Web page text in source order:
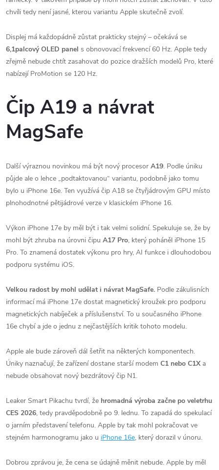
chvíli tedy není jasné, kterou variantu Apple skutečně zvolí.
Displej má každopádně zůstat prakticky stejný – očekává se
6,1palcový OLED panel s obnovovací frekvencí 60 Hz. Apple tedy
zřejmě nebude chtít zasahovat do pozice dražších modelů Pro, které
nabízejí ProMotion se 120 Hz.
Čip A19 a návrat
MagSafe
Další výraznou novinkou má být nový procesor A19. Podle úniku
půjde ale o lehce „podtaktovanou“ variantu, podobně jako tomu
bylo u iPhone 16e. Ten využívá čip A18 se čtyřjádrovým GPU místo
plnohodnotné pětijádrové verze v klasickém iPhone 16.
Výkon iPhone 17e by měl být i tak velmi solidní. Spekuluje se, že by
mohl být zhruba na úrovni čipu A17 Pro, který poháněl iPhone 15
Pro. To znamená dostatek výkonu pro hry, AI funkce i dlouhodobou
podporu systému iOS.
Velkou radost by mohl udělat i návrat MagSafe. Podle zákulisních
informací má iPhone 17e dostat magnetický kroužek pro podporu
magnetických nabíječek a příslušenství. To u současného iPhone
16e chybí a jde o jednu z nejčastějších kritik tohoto modelu.
Apple ale bude zároveň dál šetřit na některých komponentech.
Úniky naznačují, že zařízení dostane starší modem C1 nebo C1X a
nebude obsahovat nový bezdrátový čip N1.
Leaker Smart Pikachu tvrdí, že hromadná výroba začne po veletrhu
CES 2026, tedy pravděpodobně po 9. lednu. To zapadá do spekulací
o jarním představení telefonu. Apple by tak mohl pokračovat ve
stejném harmonogramu jako u iPhone 16e, který dorazil v únoru.
Dobrou zprávou je, že cena se údajně měnit nebude. Apple by měl